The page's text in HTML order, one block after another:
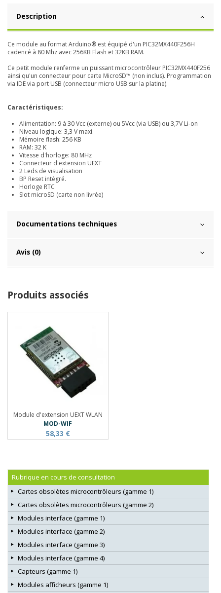
Description
Ce module au format Arduino® est équipé d'un PIC32MX440F256H
cadencé à 80 Mhz avec 256KB Flash et 32KB RAM.
Ce petit module renferme un puissant microcontrôleur PIC32MX440F256
ainsi qu'un connecteur pour carte MicroSD™ (non inclus). Programmation
via IDE via port USB (connecteur micro USB sur la platine).
Caractéristiques:
Alimentation: 9 à 30 Vcc (externe) ou 5Vcc (via USB) ou 3,7V Li-on
Niveau logique: 3,3 V maxi.
Mémoire flash: 256 KB
RAM: 32 K
Vitesse d'horloge: 80 MHz
Connecteur d'extension UEXT
2 Leds de visualisation
BP Reset intégré.
Horloge RTC
Slot microSD (carte non livrée)
Documentations techniques
Avis (0)
Produits associés
Module d'extension UEXT WLAN
MOD-WIF
58,33 €
Rubrique en cours de consultation
Cartes obsolètes microcontrôleurs (gamme 1)
Cartes obsolètes microcontrôleurs (gamme 2)
Modules interface (gamme 1)
Modules interface (gamme 2)
Modules interface (gamme 3)
Modules interface (gamme 4)
Capteurs (gamme 1)
Modules afficheurs (gamme 1)